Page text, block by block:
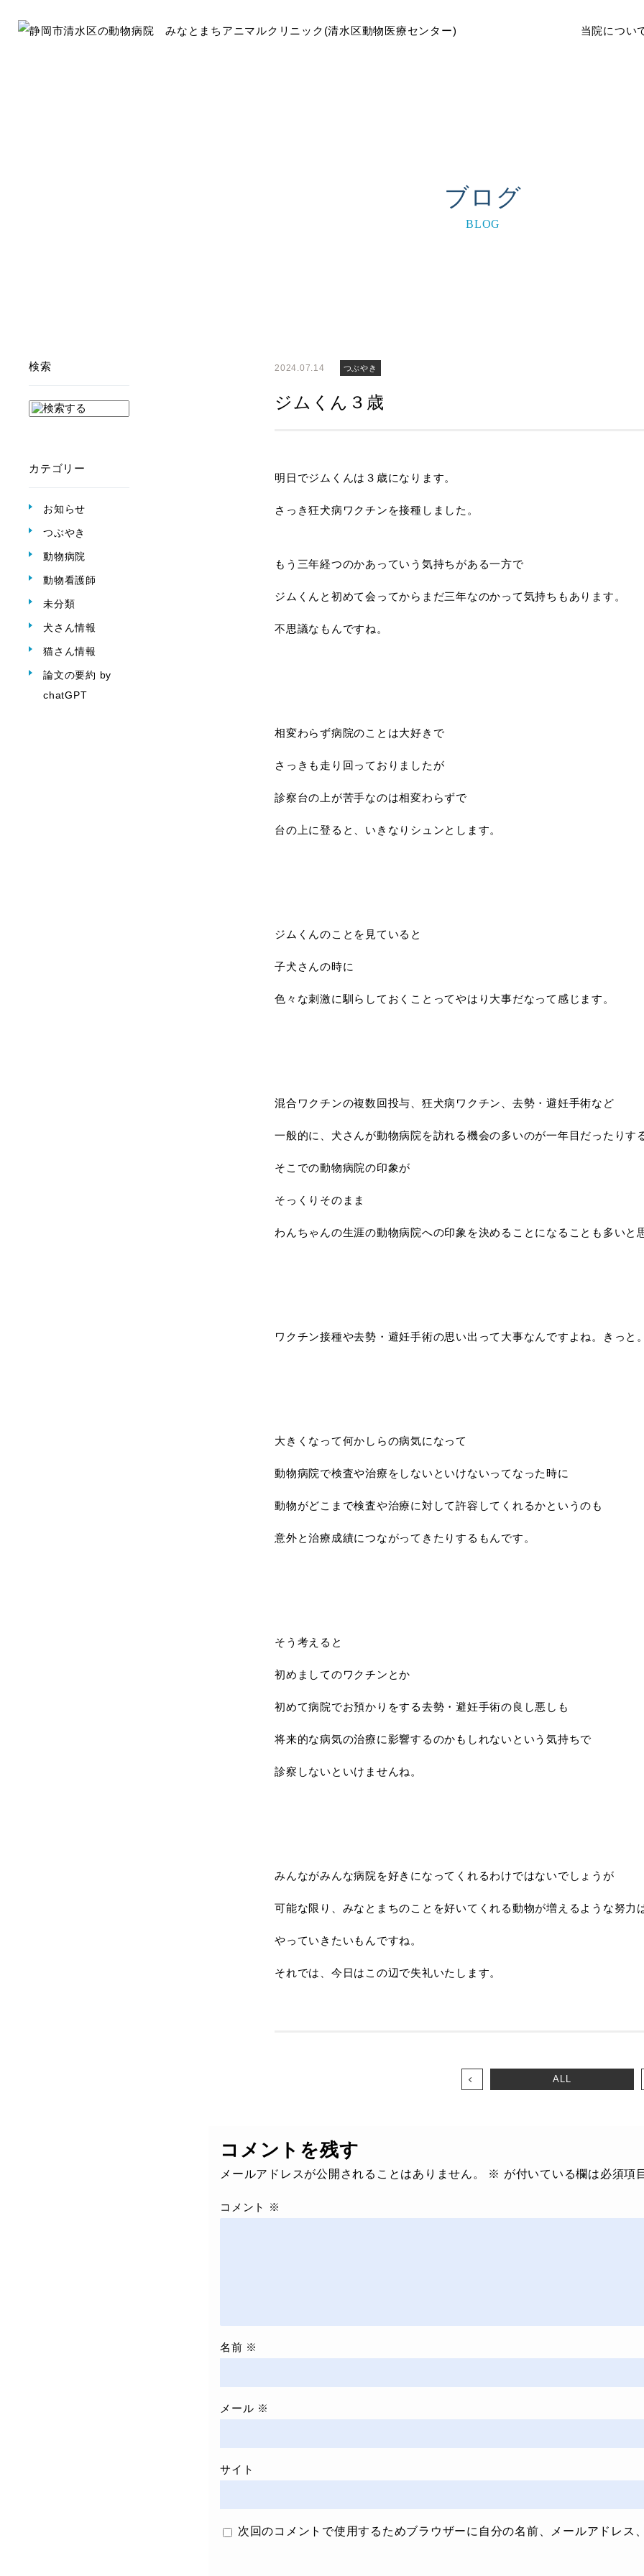
当院につい
ブログ
BLOG
検索
カテゴリー
お知らせ
つぶやき
動物病院
動物看護師
未分類
犬さん情報
猫さん情報
論文の要約 by
chatGPT
2024.07.14 つぶやき
ジムくん３歳
明日でジムくんは３歳になります。
さっき狂犬病ワクチンを接種しました。
もう三年経つのかあっていう気持ちがある一方で
ジムくんと初めて会ってからまだ三年なのかって気持ちもあります。
不思議なもんですね。
相変わらず病院のことは大好きで
さっきも走り回っておりましたが
診察台の上が苦手なのは相変わらずで
台の上に登ると、いきなりシュンとします。
ジムくんのことを見ていると
子犬さんの時に
色々な刺激に馴らしておくことってやはり大事だなって感じます。
混合ワクチンの複数回投与、狂犬病ワクチン、去勢・避妊手術など
一般的に、犬さんが動物病院を訪れる機会の多いのが一年目だったりす
そこでの動物病院の印象が
そっくりそのまま
わんちゃんの生涯の動物病院への印象を決めることになることも多いと
ワクチン接種や去勢・避妊手術の思い出って大事なんですよね。きっと
大きくなって何かしらの病気になって
動物病院で検査や治療をしないといけないってなった時に
動物がどこまで検査や治療に対して許容してくれるかというのも
意外と治療成績につながってきたりするもんです。
そう考えると
初めましてのワクチンとか
初めて病院でお預かりをする去勢・避妊手術の良し悪しも
将来的な病気の治療に影響するのかもしれないという気持ちで
診察しないといけませんね。
みんながみんな病院を好きになってくれるわけではないでしょうが
可能な限り、みなとまちのことを好いてくれる動物が増えるような努力
やっていきたいもんですね。
それでは、今日はこの辺で失礼いたします。
ALL
コメントを残す
メールアドレスが公開されることはありません。 ※ が付いている欄は必須項
コメント ※
名前 ※
メール ※
サイト
次回のコメントで使用するためブラウザーに自分の名前、メールアドレス